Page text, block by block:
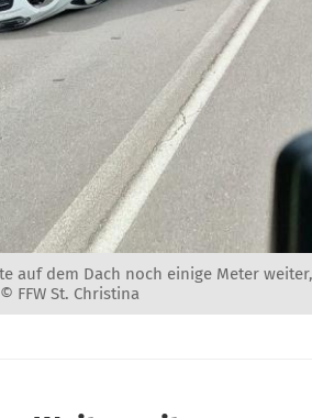
auf dem Dach noch einige Meter
FFW St. Christina